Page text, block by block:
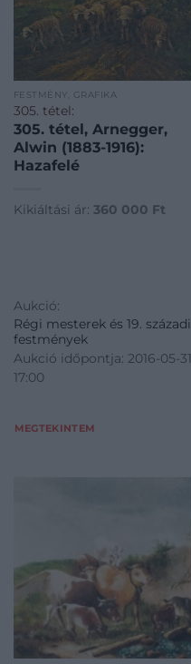
FESTMÉNY, GRAFIKA
305. tétel:
305. tétel, Arnegger,
Alwin (1883-1916):
Hazafelé
Kikiáltási ár: 360 000 Ft
Aukció:
Régi mesterek és 19. századi
festmények
Aukció időpontja: 2016-05-31
17:00
MEGTEKINTEM